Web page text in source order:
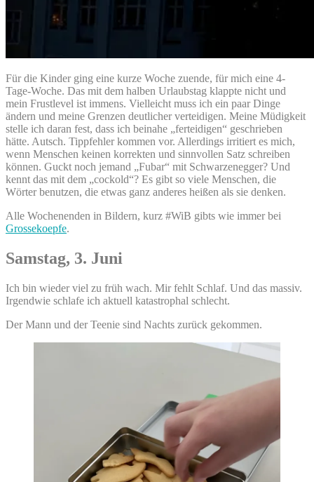
Für die Kinder ging eine kurze Woche zuende, für mich eine 4-
Tage-Woche. Das mit dem halben Urlaubstag klappte nicht und
mein Frustlevel ist immens. Vielleicht muss ich ein paar Dinge
ändern und meine Grenzen deutlicher verteidigen. Meine Müdigkeit
stelle ich daran fest, dass ich beinahe „ferteidigen“ geschrieben
hätte. Autsch. Tippfehler kommen vor. Allerdings irritiert es mich,
wenn Menschen keinen korrekten und sinnvollen Satz schreiben
können. Guckt noch jemand „Fubar“ mit Schwarzenegger? Und
kennt das mit dem „cockold“? Es gibt so viele Menschen, die
Wörter benutzen, die etwas ganz anderes heißen als sie denken.
Alle Wochenenden in Bildern, kurz #WiB gibts wie immer bei
Grossekoepfe.
Samstag, 3. Juni
Ich bin wieder viel zu früh wach. Mir fehlt Schlaf. Und das massiv.
Irgendwie schlafe ich aktuell katastrophal schlecht.
Der Mann und der Teenie sind Nachts zurück gekommen.